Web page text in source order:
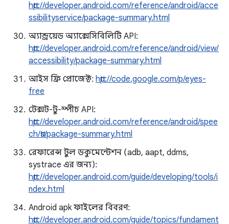
http://developer.android.com/reference/android/acce
ssibilityservice/package-summary.html
অ্যান্ড্রয়েড অ্যাক্সেসিবিলিটি API:
http://developer.android.com/reference/android/view/
accessibility/package-summary.html
আইস ফ্রি প্রোজেক্ট: http://code.google.com/p/eyes-
free
টেক্সট-টু-স্পীচ API:
http://developer.android.com/reference/android/spee
ch/tts/package-summary.html
রেফারেন্স টুল ডকুমেন্টেশন (adb, aapt, ddms,
systrace এর জন্য):
http://developer.android.com/guide/developing/tools/i
ndex.html
Android apk ফাইলের বিবরণ:
http://developer.android.com/guide/topics/fundament